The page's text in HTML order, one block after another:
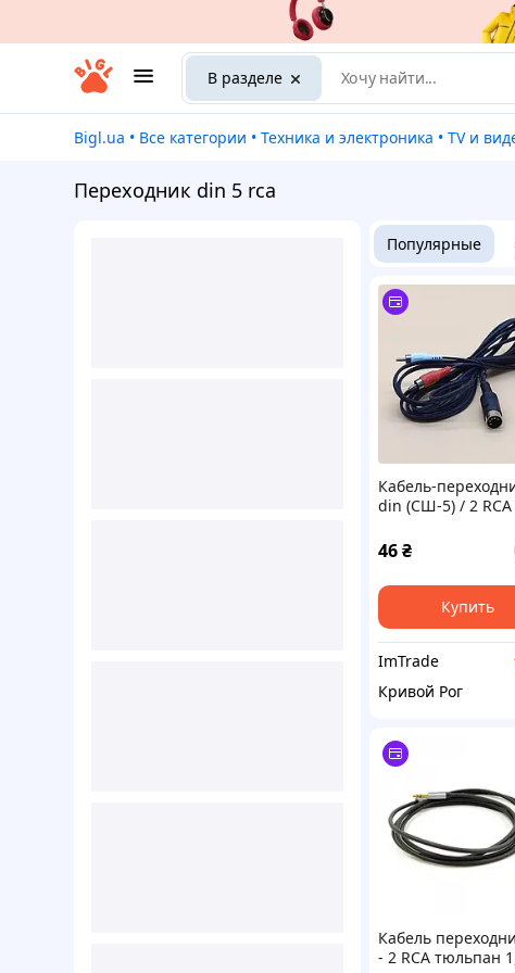
В разделе
Bigl.ua • Все категории • Техника и электроника • TV и
Переходник din 5 rca
Популярные
Кабель-
din (СШ-5) / 2
46₴
Купить
ImTrade
Кривой Рог
Кабель
- 2 RCA тюльпан